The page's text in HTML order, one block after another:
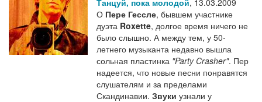
Танцуй, пока молодой, 13.03.2009
О Пере Гессле, бывшем участнике
дуэта Roxette, долгое время ничего не
было слышно. А между тем, у 50-
летнего музыканта недавно вышла
сольная пластинка "Party Crasher". Пер
надеется, что новые песни понравятся
слушателям и за пределами
Скандинавии. Звуки узнали у